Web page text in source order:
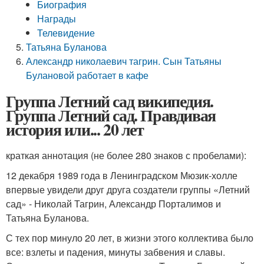
Биография
Награды
Телевидение
Татьяна Буланова
Александр николаевич тагрин. Сын Татьяны
Булановой работает в кафе
Группа Летний сад википедия.
Группа Летний сад. Правдивая
история или... 20 лет
краткая аннотация (не более 280 знаков с пробелами):
12 декабря 1989 года в Ленинградском Мюзик-холле
впервые увидели друг друга создатели группы «Летний
сад» - Николай Тагрин, Александр Порталимов и
Татьяна Буланова.
С тех пор минуло 20 лет, в жизни этого коллектива было
все: взлеты и падения, минуты забвения и славы.